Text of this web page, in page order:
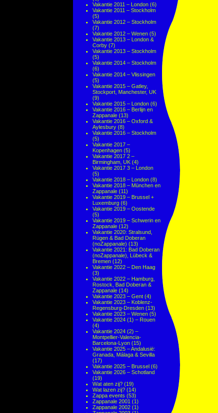
Vakantie 2011 – London (6)
Vakantie 2011 – Stockholm
(5)
Vakantie 2012 – Stockholm
(7)
Vakantie 2012 – Wenen (5)
Vakantie 2013 – London &
Corby (7)
Vakantie 2013 – Stockholm
(5)
Vakantie 2014 – Stockholm
(6)
Vakantie 2014 – Vlissingen
(5)
Vakantie 2015 – Gatley,
Stockport, Manchester, UK
(9)
Vakantie 2015 – London (6)
Vakantie 2016 – Berlijn en
Zappanale (13)
Vakantie 2016 – Oxford &
Aylesbury (8)
Vakantie 2016 – Stockholm
(5)
Vakantie 2017 –
Kopenhagen (5)
Vakantie 2017 2 –
Birmingham, UK (4)
Vakantie 2017 3 – London
(5)
Vakantie 2018 – London (8)
Vakantie 2018 – München en
Zappanale (11)
Vakantie 2019 – Brussel +
Luxemburg (6)
Vakantie 2019 – Oostende
(5)
Vakantie 2019 – Schwerin en
Zappanale (12)
Vakantie 2020: Stralsund,
Rügen & Bad Doberan
(noZappanale) (13)
Vakantie 2021: Bad Doberan
(noZappanale), Lübeck &
Bremen (12)
Vakantie 2022 – Den Haag
(3)
Vakantie 2022 – Hamburg,
Rostock, Bad Doberan &
Zappanale (14)
Vakantie 2023 – Gent (4)
Vakantie 2023 – Koblenz-
Regensburg-Dresden (13)
Vakantie 2023 – Wenen (5)
Vakantie 2024 (1) – Rouen
(4)
Vakantie 2024 (2) –
Montpellier-Valencia-
Barcelona-Lyon (15)
Vakantie 2025 – Andalusië:
Granada, Málaga & Sevilla
(17)
Vakantie 2025 – Brussel (6)
Vakantie 2026 – Schotland
(19)
Wat aten zij? (19)
Wat lazen zij? (14)
Zappa events (53)
Zappanale 2001 (1)
Zappanale 2002 (1)